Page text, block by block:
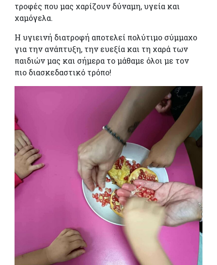
τροφές που μας χαρίζουν δύναμη, υγεία και
χαμόγελα.
Η υγιεινή διατροφή αποτελεί πολύτιμο σύμμαχο
για την ανάπτυξη, την ευεξία και τη χαρά των
παιδιών μας και σήμερα το μάθαμε όλοι με τον
πιο διασκεδαστικό τρόπο!